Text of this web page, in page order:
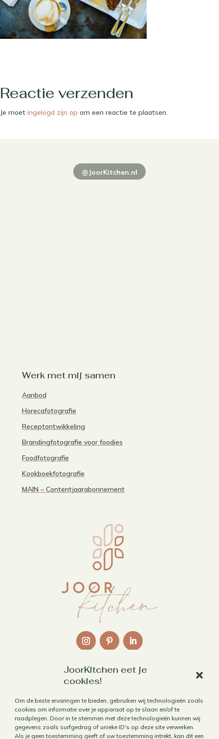
JoorKitchen eet je
cookies!
Om de beste ervaringen te bieden, gebruiken wij technologieën zoals
cookies om informatie over je apparaat op te slaan en/of te
raadplegen. Door in te stemmen met deze technologieën kunnen wij
gegevens zoals surfgedrag of unieke ID's op deze site verwerken.
Als je geen toestemming geeft of uw toestemming intrekt, kan dit een
Reactie verzenden
Je moet ingelogd zijn op om een reactie te plaatsen.
@JoorKitchen.nl
Werk met mij samen
Aanbod
Horecafotografie
Receptontwikkeling
Brandingfotografie voor foodies
Foodfotografie
Kookboekfotografie
MAIN – Contentjaarabonnement
Contact
Algemene voorwaarden